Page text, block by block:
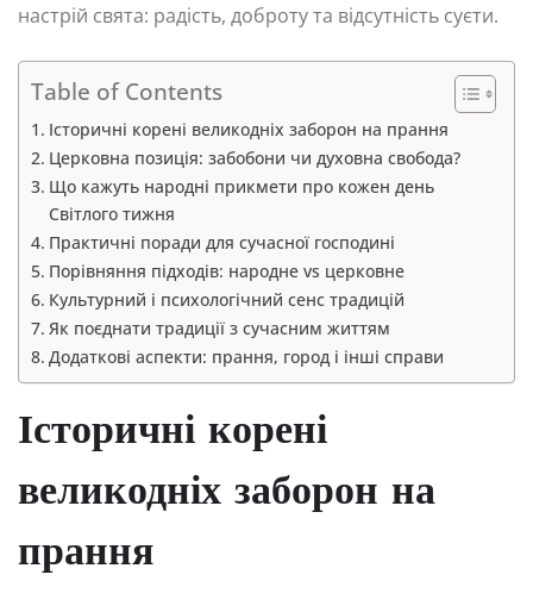
настрій свята: радість, доброту та відсутність суєти.
Table of Contents
Історичні корені великодніх заборон на прання
Церковна позиція: забобони чи духовна свобода?
Що кажуть народні прикмети про кожен день
Світлого тижня
Практичні поради для сучасної господині
Порівняння підходів: народне vs церковне
Культурний і психологічний сенс традицій
Як поєднати традиції з сучасним життям
Додаткові аспекти: прання, город і інші справи
Історичні корені
великодніх заборон на
прання